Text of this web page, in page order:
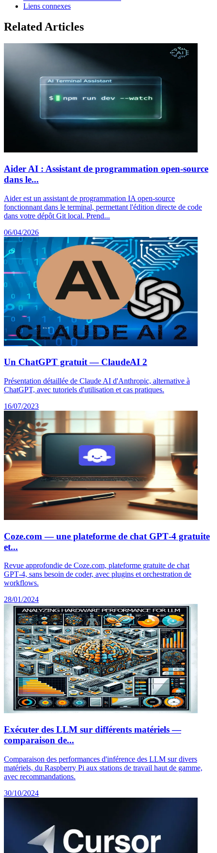
Liens connexes
Related Articles
Aider AI : Assistant de programmation open-source
dans le...
Aider est un assistant de programmation IA open-source
fonctionnant dans le terminal, permettant l'édition directe de code
dans votre dépôt Git local. Prend...
06/04/2026
Un ChatGPT gratuit — ClaudeAI 2
Présentation détaillée de Claude AI d'Anthropic, alternative à
ChatGPT, avec tutoriels d'utilisation et cas pratiques.
16/07/2023
Coze.com — une plateforme de chat GPT‑4 gratuite
et...
Revue approfondie de Coze.com, plateforme gratuite de chat
GPT‑4, sans besoin de coder, avec plugins et orchestration de
workflows.
28/01/2024
Exécuter des LLM sur différents matériels —
comparaison de...
Comparaison des performances d'inférence des LLM sur divers
matériels, du Raspberry Pi aux stations de travail haut de gamme,
avec recommandations.
30/10/2024